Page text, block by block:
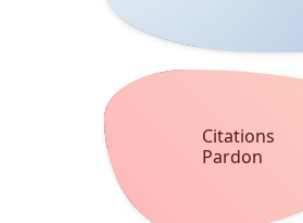
Citations
Pardon